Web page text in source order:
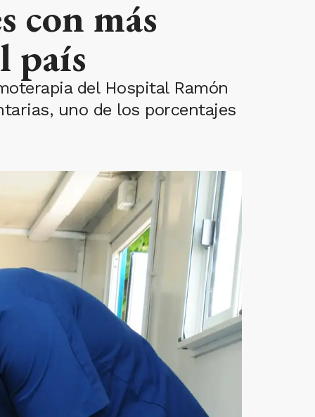
con más
país
del Hospital Ramón
uno de los porcentajes